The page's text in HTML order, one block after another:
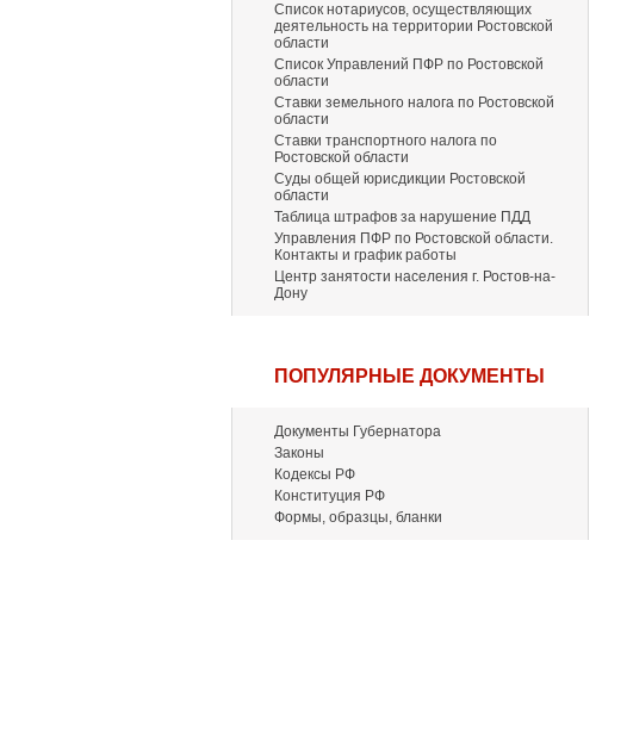
Список нотариусов, осуществляющих
деятельность на территории Ростовской
области
Список Управлений ПФР по Ростовской
области
Ставки земельного налога по Ростовской
области
Ставки транспортного налога по
Ростовской области
Суды общей юрисдикции Ростовской
области
Таблица штрафов за нарушение ПДД
Управления ПФР по Ростовской области.
Контакты и график работы
Центр занятости населения г. Ростов-на-
Дону
ПОПУЛЯРНЫЕ ДОКУМЕНТЫ
Документы Губернатора
Законы
Кодексы РФ
Конституция РФ
Формы, образцы, бланки